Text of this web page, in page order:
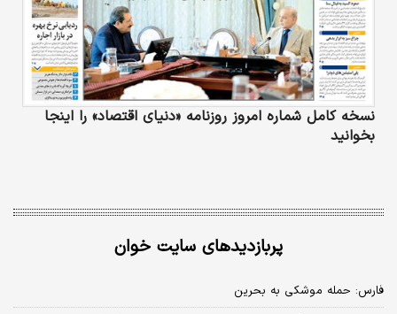
نسخه کامل شماره امروز روزنامه «دنیای‌ اقتصاد» را اینجا
بخوانید
پربازدیدهای سایت خوان
فارس: حمله موشکی به بحرین